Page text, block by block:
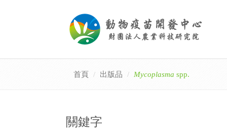
首頁 出版品 Mycoplasma spp.
關鍵字